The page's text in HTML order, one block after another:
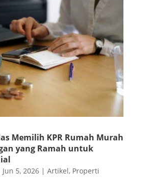
Memilih KPR Rumah Murah
yang Ramah untuk
Jun 5, 2026| Artikel, Properti